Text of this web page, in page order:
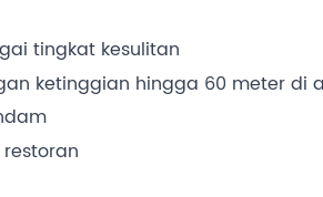
tingkat kesulitan
ketinggian hingga 60 meter di